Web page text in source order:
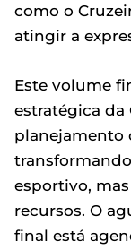
como o
atingir a
Este volume
estratégica da
planejamento
esportivo,
recursos. O
final está